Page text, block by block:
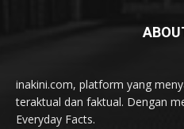
inakini.com, platform yang
teraktual dan faktual. Dengan
Everyday Facts.